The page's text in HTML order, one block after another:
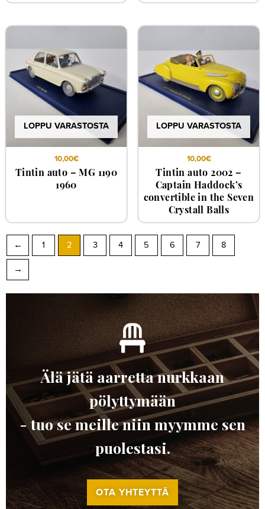
LOPPU VARASTOSTA
10,00€
Tintin auto – MG 1190
1960
LOPPU VARASTOSTA
10,00€
Tintin auto 2002 –
Captain Haddock’s
convertible in the Seven
Crystall Balls
← 1 2 3 4 5 6 7 8
→
Älä jätä aarretta nurkkaan
pölyttymään
- tuo se meille niin myymme sen
puolestasi.
OTA YHTEYTTÄ